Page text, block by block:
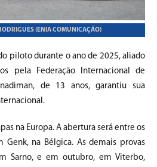
(ENIA COMUNICAÇÃO)
piloto durante o ano de 2025, aliado
pela Federação Internacional de
de 13 anos, garantiu sua
na Europa. A abertura será entre os
na Bélgica. As demais provas
Sarno, e em outubro, em Viterbo,